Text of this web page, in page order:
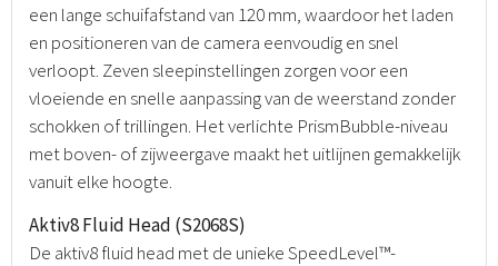
een lange schuifafstand van 120 mm, waardoor het laden
en positioneren van de camera eenvoudig en snel
verloopt. Zeven sleepinstellingen zorgen voor een
vloeiende en snelle aanpassing van de weerstand zonder
schokken of trillingen. Het verlichte PrismBubble-niveau
met boven- of zijweergave maakt het uitlijnen gemakkelijk
vanuit elke hoogte.
Aktiv8 Fluid Head (S2068S)
De aktiv8 fluid head met de unieke SpeedLevel™-